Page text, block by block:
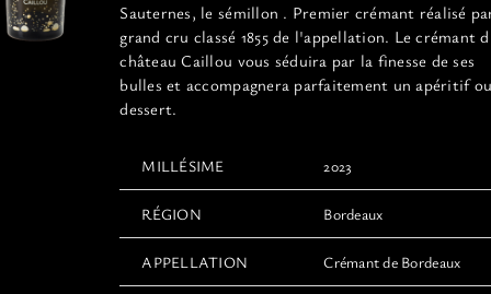
du
produit
Sauternes, le sémillon . Premier crémant réalisé
grand cru classé 1855 de l'appellation. Le crémant
château Caillou vous séduira par la finesse de ses
bulles et accompagnera parfaitement un apéritif
dessert.
MILLÉSIME 2023
RÉGION Bordeaux
APPELLATION Crémant de Bordeaux